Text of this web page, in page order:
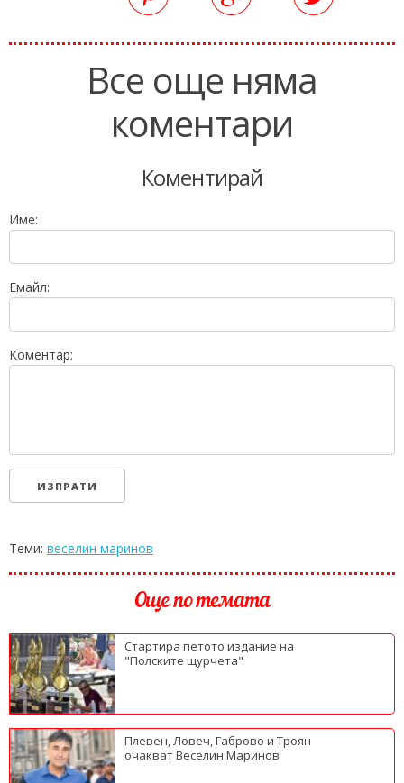
Все още няма
коментари
Коментирай
Име:
Емайл:
Коментар:
Теми: веселин маринов
Още по темата
Стартира петото издание на
"Полските щурчета"
Плевен, Ловеч, Габрово и Троян
очакват Веселин Маринов